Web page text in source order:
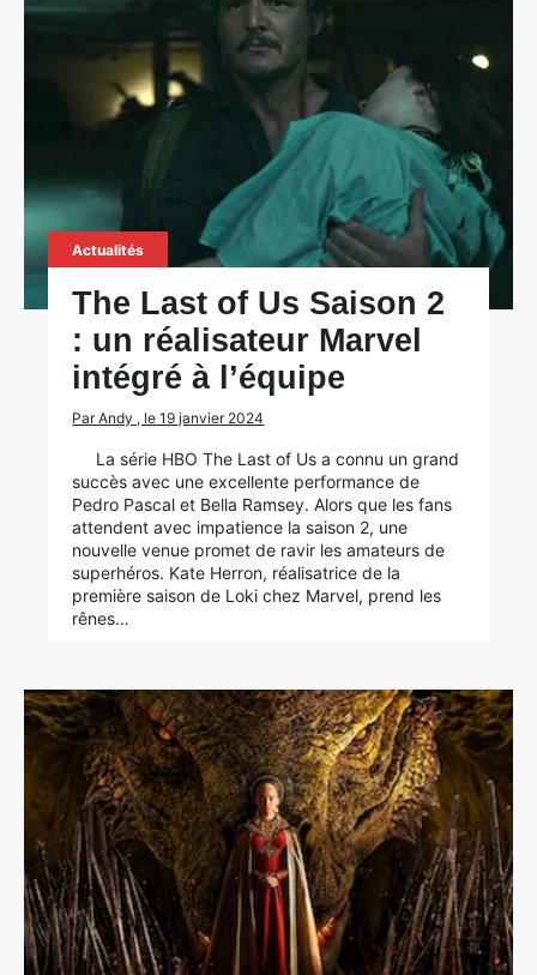
Actualités
The Last of Us Saison 2
: un réalisateur Marvel
intégré à l’équipe
Par Andy , le 19 janvier 2024
La série HBO The Last of Us a connu un grand
succès avec une excellente performance de
Pedro Pascal et Bella Ramsey. Alors que les fans
attendent avec impatience la saison 2, une
nouvelle venue promet de ravir les amateurs de
superhéros. Kate Herron, réalisatrice de la
première saison de Loki chez Marvel, prend les
rênes…